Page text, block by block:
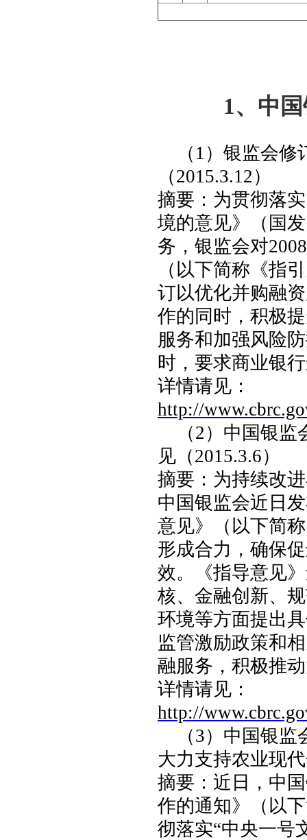
1、 中
（ 1 ） 银监会修
（2015.3.12 ）
摘要：为贯彻落
境的意见》（国
务，银监会对2008
（以下简称《指
订以优化并购融
作的同时，积极
服务和加强风险
时，要求商业银
详情请见：
http://
（2 ） 中国银监
见 （2015.3.6）
摘要：为持续改
中国银监会近日
意见》（以下简
形成合力，确保
效。《指导意见
核、金融创新、
环境等方面提出
监管激励政策和
融服务，积极推
详情请见：
http://
（3） 中国银监
大力支持农业现
摘要：近日，中
作的通知》（以
彻落实“中央一号